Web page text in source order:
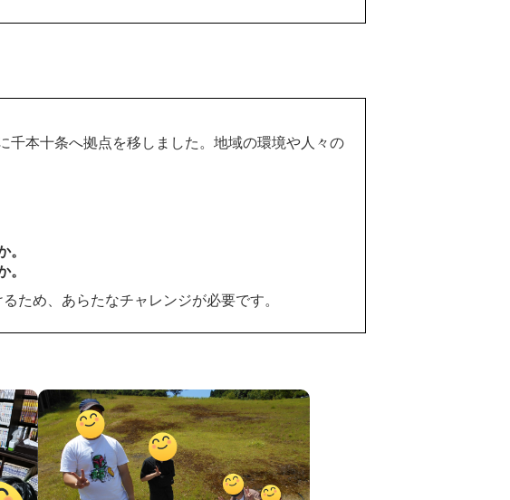
本十条へ拠点を移しました。地域の環境や人々の
ため、あらたなチャレンジが必要です。